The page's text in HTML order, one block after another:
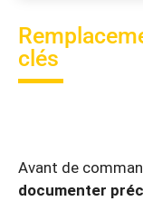
clés
Avant de
documenter